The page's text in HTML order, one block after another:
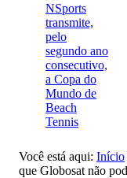
NSports
transmite,
pelo
segundo ano
consecutivo,
a Copa do
Mundo de
Beach
Tennis
Você está aqui: Início
que Globosat não